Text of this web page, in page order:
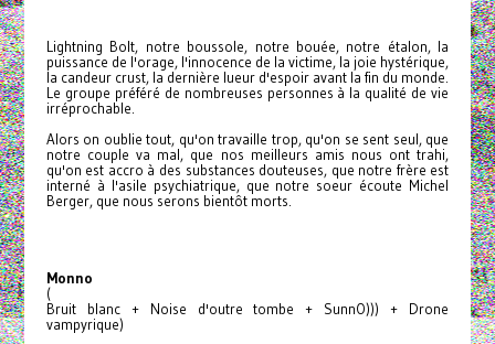
Lightning Bolt, notre boussole, notre bouée, notre étalon, la
puissance de l'orage, l'innocence de la victime, la joie hystérique,
la candeur crust, la dernière lueur d'espoir avant la fin du monde.
Le groupe préféré de nombreuses personnes à la qualité de vie
irréprochable.
Alors on oublie tout, qu'on travaille trop, qu'on se sent seul, que
notre couple va mal, que nos meilleurs amis nous ont trahi,
qu'on est accro à des substances douteuses, que notre frère est
interné à l'asile psychiatrique, que notre soeur écoute Michel
Berger, que nous serons bientôt morts.
Monno
(
Bruit blanc + Noise d'outre tombe + SunnO))) + Drone
vampyrique)